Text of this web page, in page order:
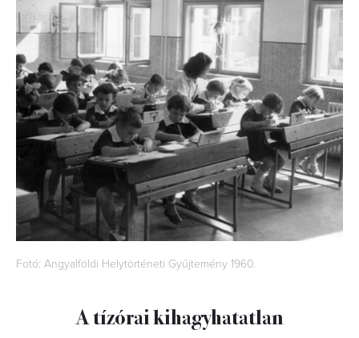
Fotó: Angyalföldi Helytörténeti Gyűjtemény 1960.
A tízórai kihagyhatatlan